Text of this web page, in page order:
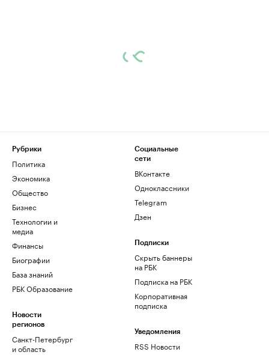
Рубрики
Политика
Экономика
Общество
Бизнес
Технологии и
медиа
Финансы
Биографии
База знаний
РБК Образование
Новости
регионов
Санкт-Петербург
и область
Социальные
сети
ВКонтакте
Одноклассники
Telegram
Дзен
Подписки
Скрыть баннеры
на РБК
Подписка на РБК
Корпоративная
подписка
Уведомления
RSS Новости